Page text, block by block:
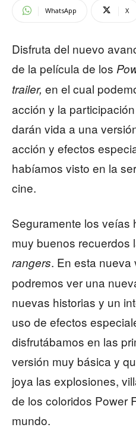
WhatsApp X
Disfruta del nuevo
de la película de los
trailer, en el cual
acción y la
darán vida a una
acción y efectos
habíamos visto en la
cine.
Seguramente los veías
muy buenos recuerdos
rangers. En esta nueva
podremos ver una
nuevas historias y un
uso de efectos
disfrutábamos en las
versión muy básica y
joya las explosiones,
de los coloridos Power
mundo.